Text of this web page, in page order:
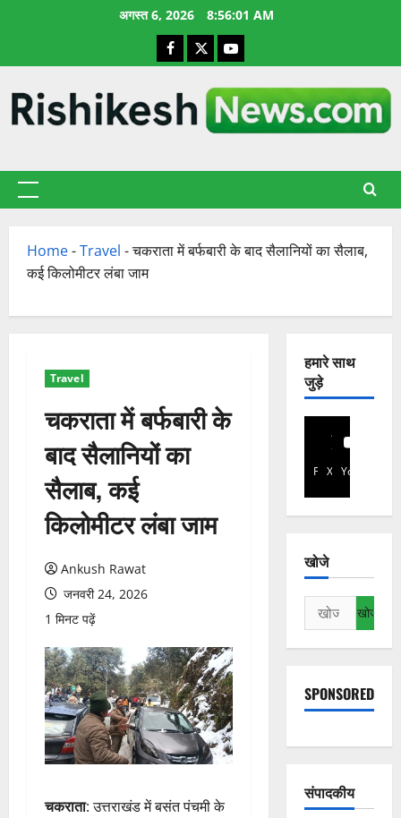
अगस्त 6, 2026 8:56:02 AM
Facebook
X YouTube
प्राथमिक
Home-Travel -चकराता में बर्फबारी के बाद सैलानियों का सैलाब,
कई किलोमीटर लंबा जाम
Travel
चकराता में बर्फबारी के
बाद सैलानियों का
सैलाब, कई
किलोमीटर लंबा जाम
Ankush Rawat
जनवरी 24, 2026
1 मिनट पढ़ें
चकराता: उत्तराखंड में बसंत पंचमी के
हमारे साथ
जुड़े
Facebook
X YouTube
खोजे
निम्न
को
खोजें:
SPONSORED
संपादकीय